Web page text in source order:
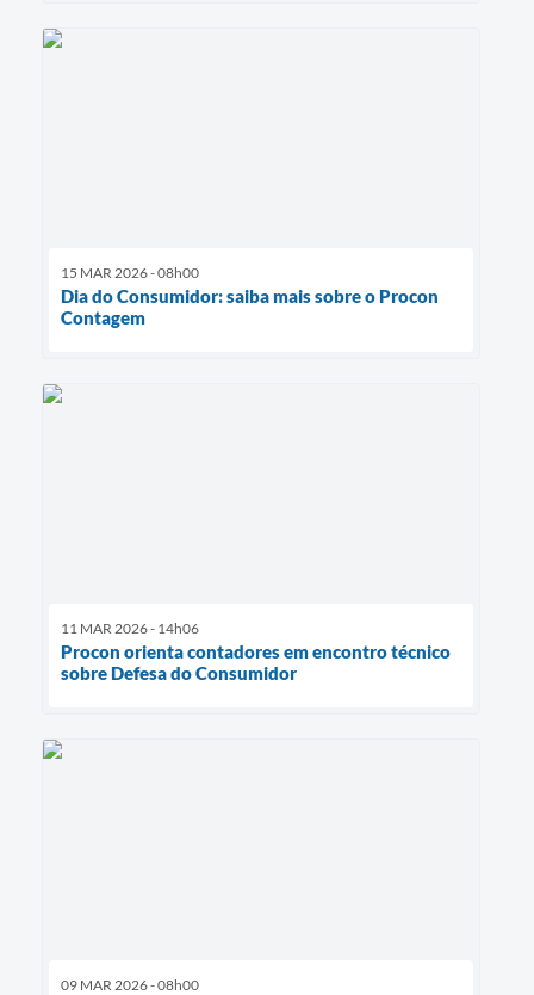
15 MAR 2026 - 08h00
Dia do Consumidor: saiba mais sobre o Procon
Contagem
11 MAR 2026 - 14h06
Procon orienta contadores em encontro técnico
sobre Defesa do Consumidor
09 MAR 2026 - 08h00